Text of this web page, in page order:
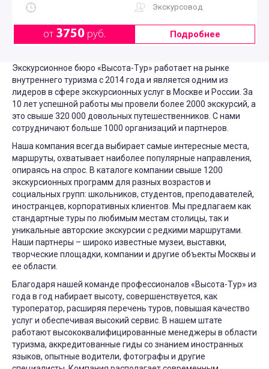
Экскурсовод
от 3750руб. Подробнее
Экскурсионное бюро «Высота-Тур» работает на рынке
внутреннего туризма с 2014 года и является одним из
лидеров в сфере экскурсионных услуг в Москве и России. За
10 лет успешной работы мы провели более 2000 экскурсий, а
это свыше 320 000 довольных путешественников. С нами
сотрудничают больше 1000 организаций и партнеров.
Наша компания всегда выбирает самые интересные места,
маршруты, охватывает наиболее популярные направления,
опираясь на спрос. В каталоге компании свыше 1200
экскурсионных программ для разных возрастов и
социальных групп: школьников, студентов, преподавателей,
иностранцев, корпоративных клиентов. Мы предлагаем как
стандартные туры по любимым местам столицы, так и
уникальные авторские экскурсии с редкими маршрутами.
Наши партнеры – широко известные музеи, выставки,
творческие площадки, компании и другие объекты Москвы и
ее области.
Благодаря нашей команде профессионалов «Высота-Тур» из
года в год набирает высоту, совершенствуется, как
туроператор, расширяя перечень туров, повышая качество
услуг и обеспечивая высокий сервис. В нашем штате
работают высококвалифицированные менеджеры в области
туризма, аккредитованные гиды со знанием иностранных
языков, опытные водители, фотографы и другие